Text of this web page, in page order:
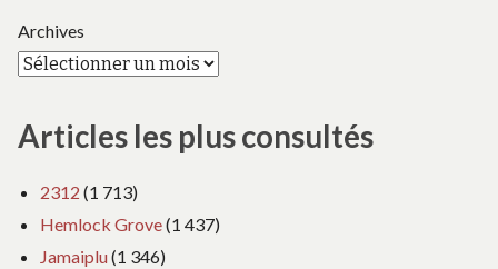
Archives
Articles les plus consultés
2312 (1 713)
Hemlock Grove(1 437)
Jamaiplu(1 346)